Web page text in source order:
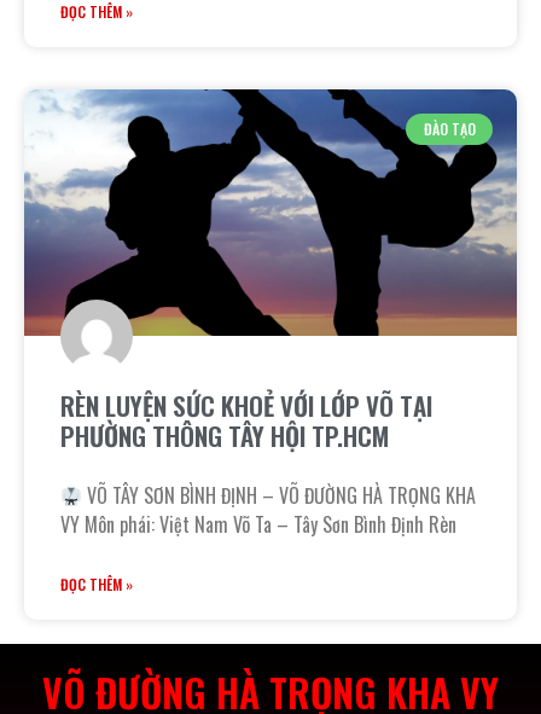
ĐỌC THÊM »
ĐÀO TẠO
RÈN LUYỆN SỨC KHOẺ VỚI LỚP VÕ TẠI
PHƯỜNG THÔNG TÂY HỘI TP.HCM
VÕ TÂY SƠN BÌNH ĐỊNH – VÕ ĐƯỜNG HÀ TRỌNG KHA
VY Môn phái: Việt Nam Võ Ta – Tây Sơn Bình Định Rèn
ĐỌC THÊM »
VÕ ĐƯỜNG HÀ TRỌNG KHA VY